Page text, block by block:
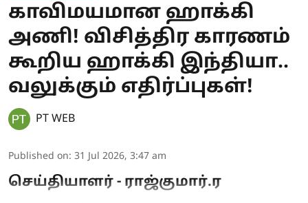
காவிமயமான ஹாக்கி
அணி! விசித்திர காரணம்
கூறிய ஹாக்கி இந்தியா..
வலுக்கும் எதிர்ப்புகள்!
PT WEB
Published on: 31 Jul 2026, 3:47 am
செய்தியாளர் - ராஜ்குமார்.ர